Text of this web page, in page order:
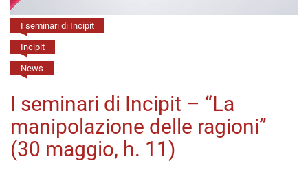
Scienze
Open
I seminari di Incipit
Incipit
News
I seminari di Incipit – “La
manipolazione delle ragioni”
(30 maggio, h. 11)